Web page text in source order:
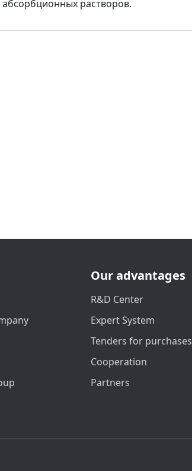
растворов.
Our advantages
R&D Center
Expert System
Tenders for purchases
Cooperation
Partners